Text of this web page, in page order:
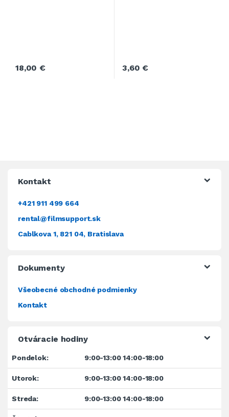
18,00€ 3,60€
Kontakt
+421 911 499 664
rental@filmsupport.sk
Cablkova 1, 821 04, Bratislava
Dokumenty
Všeobecné obchodné podmienky
Kontakt
Otváracie hodiny
Pondelok: 9:00-13:00 14:00-18:00
Utorok: 9:00-13:00 14:00-18:00
Streda: 9:00-13:00 14:00-18:00